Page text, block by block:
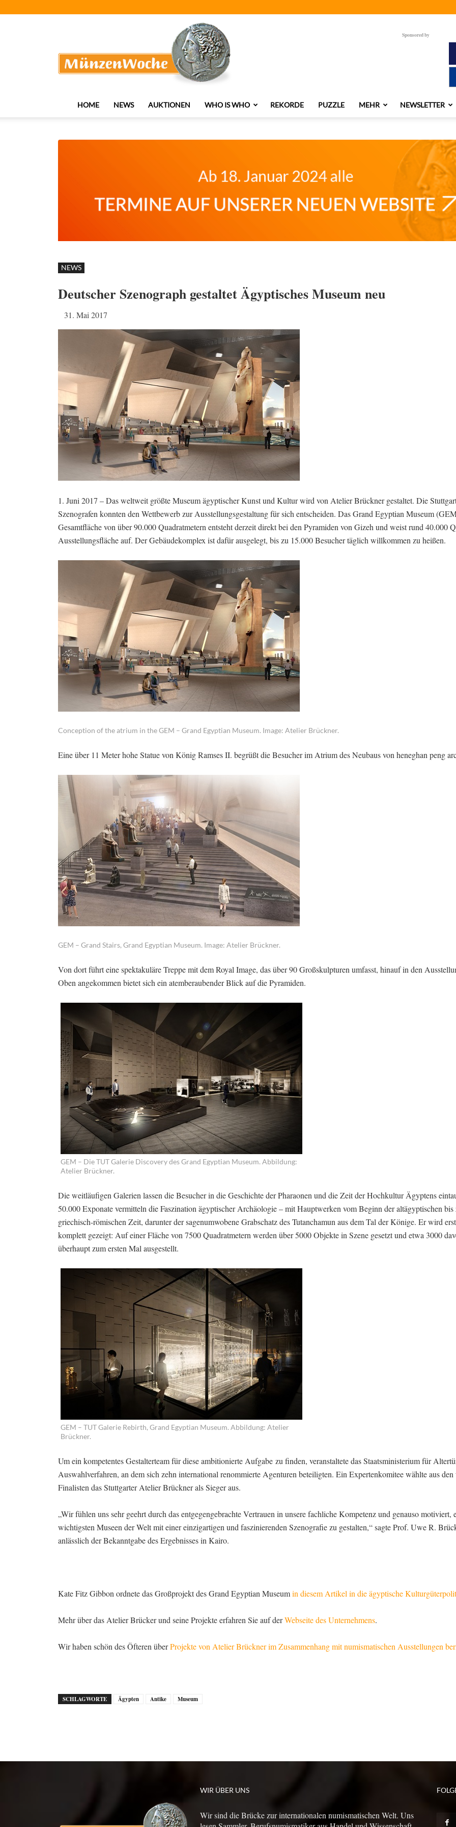
Sponsored by
HOME NEWS AUKTIONEN WHO IS WHO REKORDE PUZZLE MEHR NEWSLETTER
NEWS
Deutscher Szenograph gestaltet Ägyptisches Museum neu
31. Mai 2017
1. Juni 2017 – Das weltweit größte Museum ägyptischer Kunst und Kultur wird von Atelier Brückner gestaltet. Die
Szenografen konnten den Wettbewerb zur Ausstellungsgestaltung für sich entscheiden. Das Grand Egyptian Museum
Gesamtfläche von über 90.000 Quadratmetern entsteht derzeit direkt bei den Pyramiden von Gizeh und weist rund 40.000
Ausstellungsfläche auf. Der Gebäudekomplex ist dafür ausgelegt, bis zu 15.000 Besucher täglich willkommen zu heißen.
Conception of the atrium in the GEM – Grand Egyptian Museum. Image: Atelier Brückner.
Eine über 11 Meter hohe Statue von König Ramses II. begrüßt die Besucher im Atrium des Neubaus von heneghan peng
GEM – Grand Stairs, Grand Egyptian Museum. Image: Atelier Brückner.
Von dort führt eine spektakuläre Treppe mit dem Royal Image, das über 90 Großskulpturen umfasst, hinauf in den
Oben angekommen bietet sich ein atemberaubender Blick auf die Pyramiden.
GEM – Die TUT Galerie Discovery des Grand Egyptian Museum. Abbildung:
Atelier Brückner.
Die weitläufigen Galerien lassen die Besucher in die Geschichte der Pharaonen und die Zeit der Hochkultur Ägyptens
50.000 Exponate vermitteln die Faszination ägyptischer Archäologie – mit Hauptwerken vom Beginn der altägyptischen bis
griechisch-römischen Zeit, darunter der sagenumwobene Grabschatz des Tutanchamun aus dem Tal der Könige. Er wird
komplett gezeigt: Auf einer Fläche von 7500 Quadratmetern werden über 5000 Objekte in Szene gesetzt und etwa 3000
überhaupt zum ersten Mal ausgestellt.
GEM – TUT Galerie Rebirth, Grand Egyptian Museum. Abbildung: Atelier
Brückner.
Um ein kompetentes Gestalterteam für diese ambitionierte Aufgabe zu finden, veranstaltete das Staatsministerium für
Auswahlverfahren, an dem sich zehn international renommierte Agenturen beteiligten. Ein Expertenkomitee wählte aus den
Finalisten das Stuttgarter Atelier Brückner als Sieger aus.
„Wir fühlen uns sehr geehrt durch das entgegengebrachte Vertrauen in unsere fachliche Kompetenz und genauso motiviert,
wichtigsten Museen der Welt mit einer einzigartigen und faszinierenden Szenografie zu gestalten,“ sagte Prof. Uwe R.
anlässlich der Bekanntgabe des Ergebnisses in Kairo.
Kate Fitz Gibbon ordnete das Großprojekt des Grand Egyptian Museumin diesem Artikel in die ägyptische
Mehr über das Atelier Brücker und seine Projekte erfahren Sie auf derWebseite des Unternehmens.
Wir haben schön des Öfteren überProjekte von Atelier Brückner im Zusammenhang mit numismatischen Ausstellungen
SCHLAGWORTE Ägypten Antike Museum
WIR ÜBER UNS
Wir sind die Brücke zur internationalen numismatischen Welt. Uns